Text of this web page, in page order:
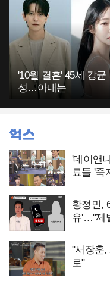
'10월 결혼' 45세 강균
성…아내는
'데이앤
료들 '죽
황정민,
유'…"제
"서장훈,
로"